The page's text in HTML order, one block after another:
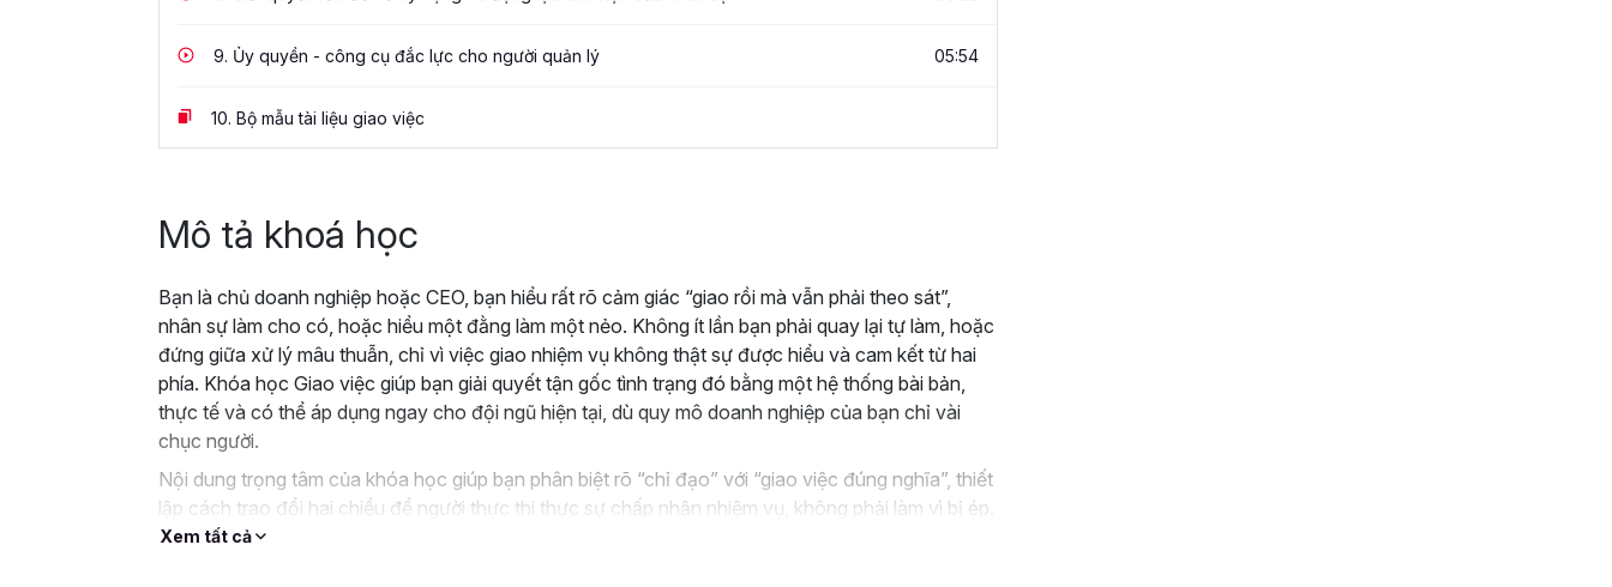
9. Ủy quyền - công cụ đắc lực cho người quản lý 05:54
10. Bộ mẫu tài liệu giao việc
Mô tả khoá học
Bạn là chủ doanh nghiệp hoặc CEO, bạn hiểu rất rõ cảm giác “giao rồi mà vẫn phải theo sát”,
nhân sự làm cho có, hoặc hiểu một đằng làm một nẻo. Không ít lần bạn phải quay lại tự làm, hoặc
đứng giữa xử lý mâu thuẫn, chỉ vì việc giao nhiệm vụ không thật sự được hiểu và cam kết từ hai
phía. Khóa học Giao việc giúp bạn giải quyết tận gốc tình trạng đó bằng một hệ thống bài bản,
thực tế và có thể áp dụng ngay cho đội ngũ hiện tại, dù quy mô doanh nghiệp của bạn chỉ vài
chục người.
Nội dung trọng tâm của khóa học giúp bạn phân biệt rõ “chỉ đạo” với “giao việc đúng nghĩa”, thiết
lập cách trao đổi hai chiều để người thực thi thực sự chấp nhận nhiệm vụ, không phải làm vì bị ép.
Bạn sẽ được học cách giao cả phần mô tả công việc dài hạn lẫn các nhiệm vụ cụ thể trong từng
Xem tất cả